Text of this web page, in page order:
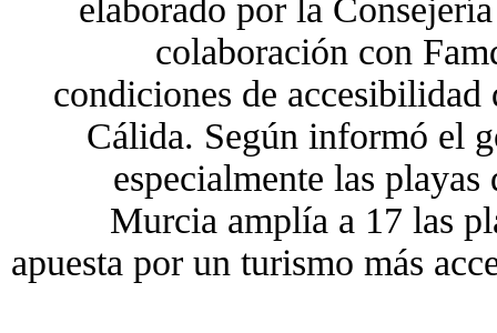
elaborado por la
colaboración con
condiciones de
Cálida. Según informó el
especialmente las
Murcia amplía a 17 las
apuesta por un turismo más